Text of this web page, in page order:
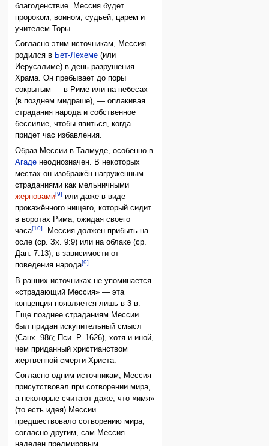
благоденствие. Мессия будет
пророком, воином, судьей, царем и
учителем Торы.
Согласно этим источникам, Мессия
родился в Бет-Лехеме (или
Иерусалиме) в день разрушения
Храма. Он пребывает до поры
сокрытым — в Риме или на небесах
(в позднем мидраше), — оплакивая
страдания народа и собственное
бессилие, чтобы явиться, когда
придет час избавления.
Образ Мессии в Талмуде, особенно в
Агаде неоднозначен. В некоторых
местах он изображён нагруженным
страданиями как мельничными
жерновами[9] или даже в виде
прокажённого нищего, который сидит
в воротах Рима, ожидая своего
часа[10]. Мессия должен прибыть на
осле (ср. Зх. 9:9) или на облаке (ср.
Дан. 7:13), в зависимости от
поведения народа[9].
В ранних источниках не упоминается
«страдающий Мессия» — эта
концепция появляется лишь в 3 в.
Еще позднее страданиям Мессии
был придан искупительный смысл
(Санх. 98б; Пси. Р. 1626), хотя и иной,
чем приданный христианством
жертвенной смерти Христа.
Согласно одним источникам, Мессия
присутствовал при сотворении мира,
а некоторые считают даже, что «имя»
(то есть идея) Мессии
предшествовало сотворению мира;
согласно другим, сам Мессия
наделен предмировым